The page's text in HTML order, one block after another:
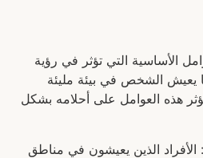
الأساسية التي تؤثر في رؤية
يعيش الشخص في بيئة مليئة
هذه العوامل على أحلامه بشكل
: الأفراد الذين يعيشون في مناطق